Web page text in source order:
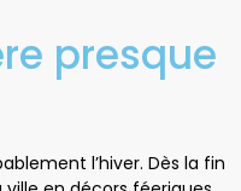
presque
l’hiver. Dès la fin